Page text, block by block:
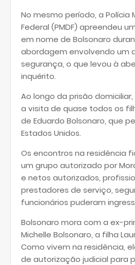
No mesmo período, a Polícia
Federal (PMDF) apreendeu
em nome de Bolsonaro
abordagem envolvendo um
segurança, o que levou à
inquérito.
Ao longo da prisão
a visita de quase todos os
de Eduardo Bolsonaro, que
Estados Unidos.
Os encontros na residência
um grupo autorizado por
e netos autorizados,
prestadores de serviço,
funcionários puderam
Bolsonaro mora com a ex-
Michelle Bolsonaro, a filha
Como vivem na residência,
de autorização judicial para